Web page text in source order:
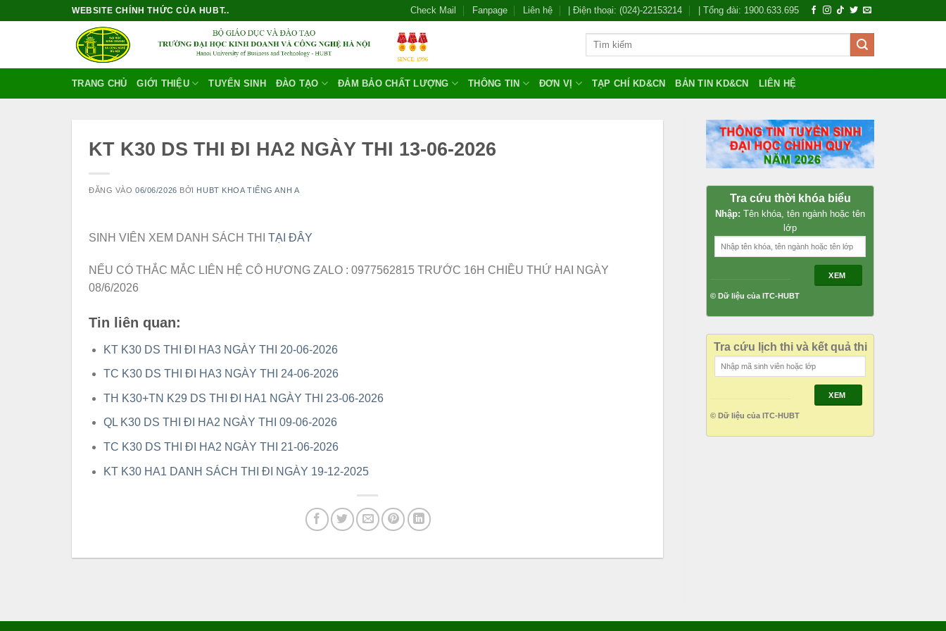
WEBSITE CHÍNH THỨC CỦA HUBT.. Check Mail Fanpage Liên hệ | Điện thoại: (024)-22153214 | Tổng đài: 1900.633.695
TRANG CHỦ GIỚI THIỆU TUYỂN SINH ĐÀO TẠO ĐẢM BẢO CHẤT LƯỢNG THÔNG TIN ĐƠN VỊ TẠP CHÍ KD&CN BẢN TIN KD&CN LIÊN HỆ
KT K30 DS THI ĐI HA2 NGÀY THI 13-06-2026
ĐĂNG VÀO06/06/2026 BỞI HUBT KHOA TIẾNG ANH A
SINH VIÊN XEM DANH SÁCH THI TẠI ĐÂY
NẾU CÓ THẮC MẮC LIÊN HỆ CÔ HƯƠNG ZALO : 0977562815 TRƯỚC 16H CHIỀU THỨ HAI NGÀY
08/6/2026
Tin liên quan:
KT K30 DS THI ĐI HA3 NGÀY THI 20-06-2026
TC K30 DS THI ĐI HA3 NGÀY THI 24-06-2026
TH K30+TN K29 DS THI ĐI HA1 NGÀY THI 23-06-2026
QL K30 DS THI ĐI HA2 NGÀY THI 09-06-2026
TC K30 DS THI ĐI HA2 NGÀY THI 21-06-2026
KT K30 HA1 DANH SÁCH THI ĐI NGÀY 19-12-2025
Tra cứu thời khóa biểu
Nhập: Tên khóa, tên ngành hoặc tên
lớp
XEM
© Dữ liệu của ITC-HUBT
Tra cứu lịch thi và kết quả thi
XEM
© Dữ liệu của ITC-HUBT